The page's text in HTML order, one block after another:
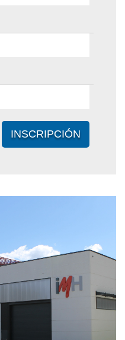
INSCRIPCIÓN